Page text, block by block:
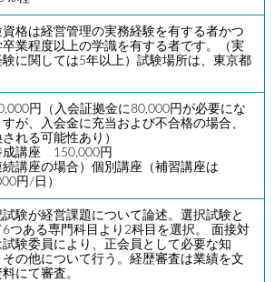
資格は経営管理の実務経験を有する者かつ
卒業程度以上の学識を有する者です。（実
験に関しては5年以上）試験場所は、東京都
円（入会証拠金に80,000円が必要にな
すが、入会金に充当および不合格の場合、
れる可能性あり）
成講座 150,000円
続講座の場合）個別講座（補習講座は
円/日）
試験が経営課題について論述。選択試験と
6つある専門科目より2科目を選択。 面接対
試験委員により、正会員として必要な知
その他について行う。経歴審査は業績を文
にて審査。